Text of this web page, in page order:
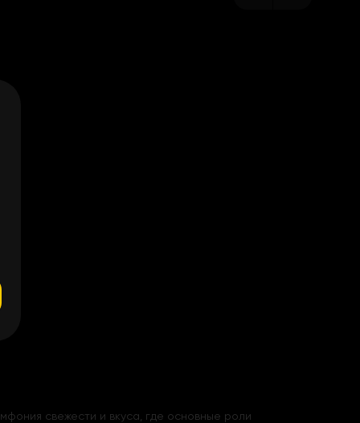
свежести и вкуса, где основные роли